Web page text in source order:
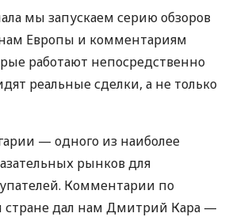
мы запускаем серию обзоров
Европы и комментариям
работают непосредственно
реальные сделки, а не только
— одного из наиболее
рынков для
Комментарии по
стране дал нам Дмитрий Кара —